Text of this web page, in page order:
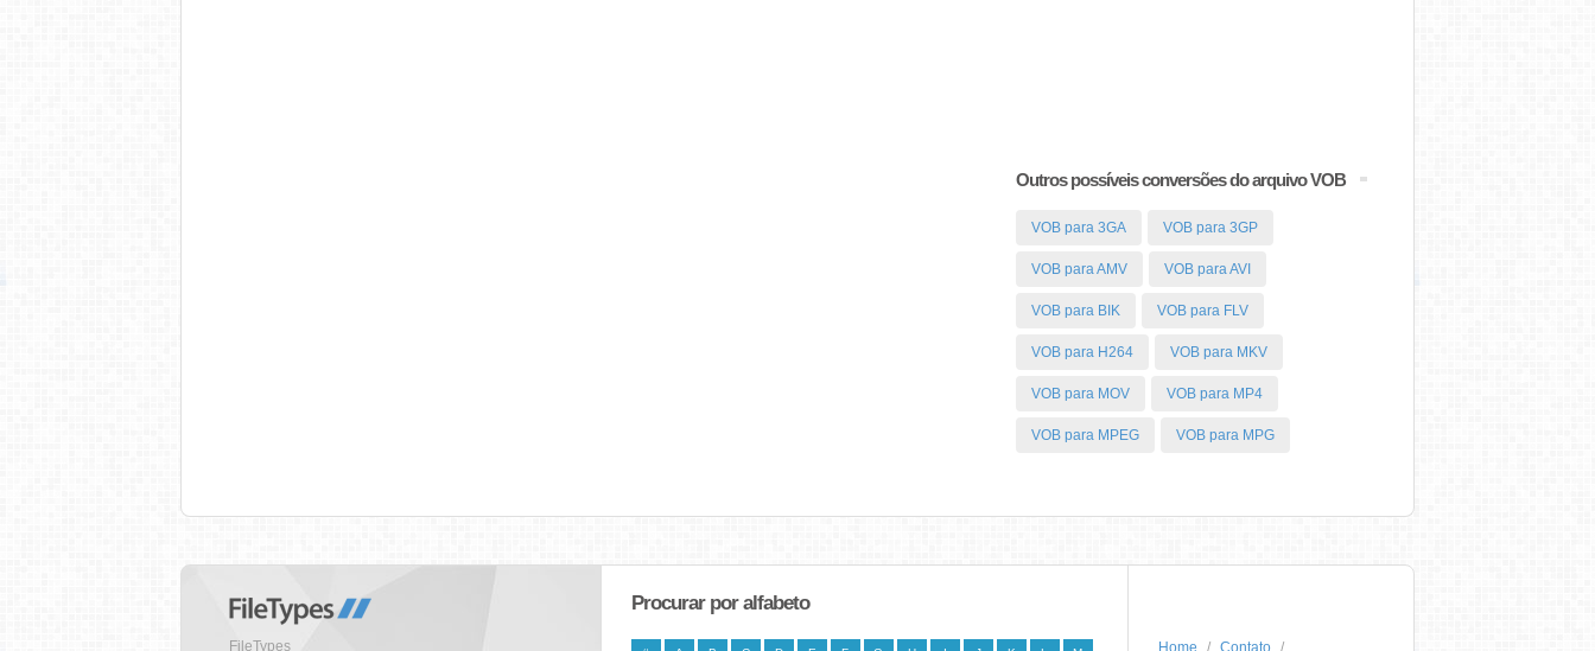
Outros possíveis conversões do arquivo VOB
VOB para 3GA VOB para 3GP
VOB para AMV VOB para AVI
VOB para BIK VOB para FLV
VOB para H264 VOB para MKV
VOB para MOV VOB para MP4
VOB para MPEG VOB para MPG
FileTypes
Procurar por alfabeto
Home Contato